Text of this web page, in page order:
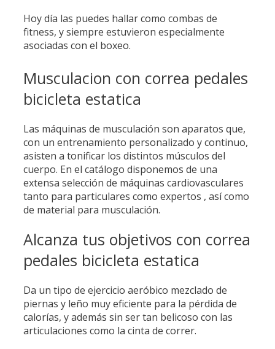
Hoy día las puedes hallar como combas de
fitness, y siempre estuvieron especialmente
asociadas con el boxeo.
Musculacion con correa pedales
bicicleta estatica
Las máquinas de musculación son aparatos que,
con un entrenamiento personalizado y continuo,
asisten a tonificar los distintos músculos del
cuerpo. En el catálogo disponemos de una
extensa selección de máquinas cardiovasculares
tanto para particulares como expertos , así como
de material para musculación.
Alcanza tus objetivos con correa
pedales bicicleta estatica
Da un tipo de ejercicio aeróbico mezclado de
piernas y leño muy eficiente para la pérdida de
calorías, y además sin ser tan belicoso con las
articulaciones como la cinta de correr.